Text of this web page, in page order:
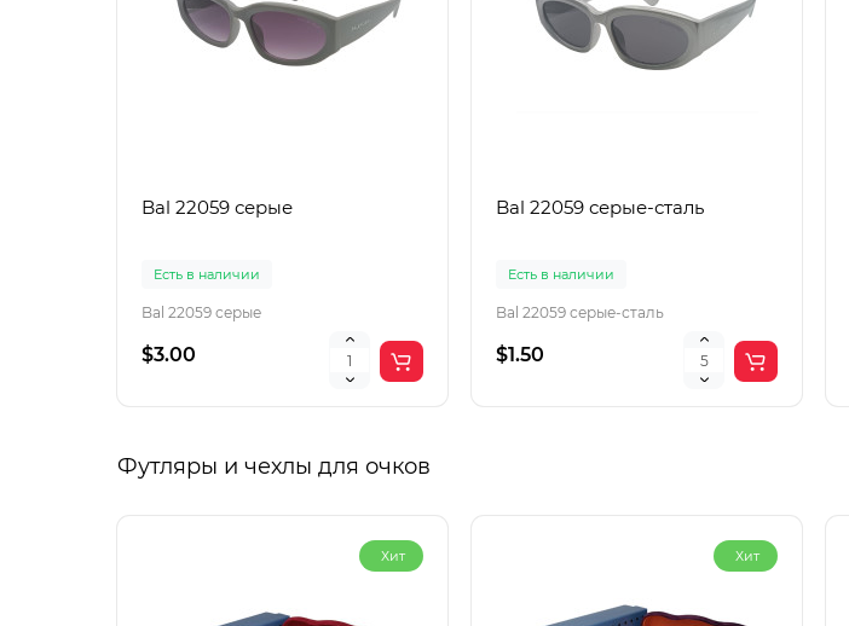
Bal 22059 серые
Есть в наличии
Bal 22059 серые
$3.00
Bal 22059 серые-сталь
Есть в наличии
Bal 22059 серые-сталь
$1.50
Футляры и чехлы для очков
Хит Хит